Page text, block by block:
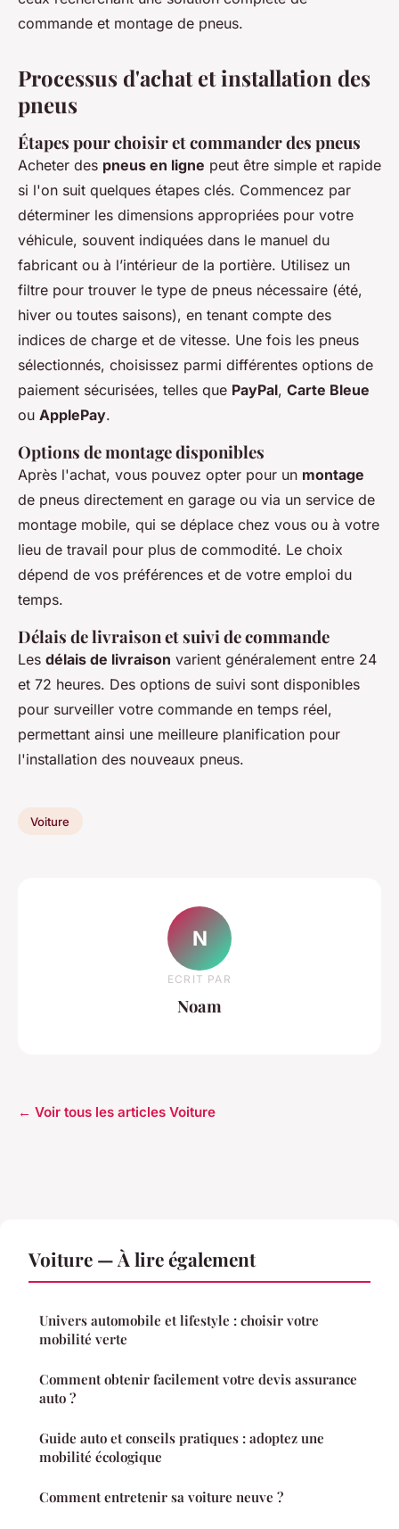
commande et montage de pneus.
Processus d'achat et installation des
pneus
Étapes pour choisir et commander des pneus
Acheter des pneus en ligne peut être simple et rapide
si l'on suit quelques étapes clés. Commencez par
déterminer les dimensions appropriées pour votre
véhicule, souvent indiquées dans le manuel du
fabricant ou à l’intérieur de la portière. Utilisez un
filtre pour trouver le type de pneus nécessaire (été,
hiver ou toutes saisons), en tenant compte des
indices de charge et de vitesse. Une fois les pneus
sélectionnés, choisissez parmi différentes options de
paiement sécurisées, telles que PayPal, Carte Bleue
ou ApplePay.
Options de montage disponibles
Après l'achat, vous pouvez opter pour un montage
de pneus directement en garage ou via un service de
montage mobile, qui se déplace chez vous ou à votre
lieu de travail pour plus de commodité. Le choix
dépend de vos préférences et de votre emploi du
temps.
Délais de livraison et suivi de commande
Les délais de livraison varient généralement entre 24
et 72 heures. Des options de suivi sont disponibles
pour surveiller votre commande en temps réel,
permettant ainsi une meilleure planification pour
l'installation des nouveaux pneus.
Voiture
N
ECRIT PAR
Noam
← Voir tous les articles Voiture
Voiture — À lire également
Univers automobile et lifestyle : choisir votre
mobilité verte
Comment obtenir facilement votre devis assurance
auto ?
Guide auto et conseils pratiques : adoptez une
mobilité écologique
Comment entretenir sa voiture neuve ?